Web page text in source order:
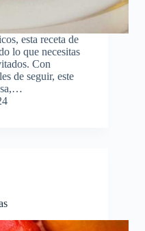
esta receta de
lo que necesitas
Con
de seguir, este